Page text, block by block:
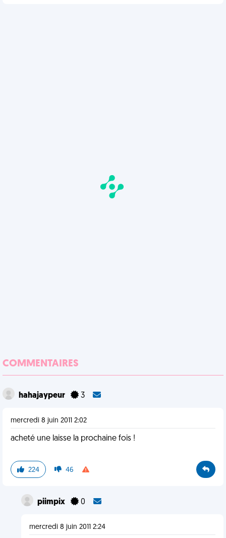
COMMENTAIRES
hahajaypeur 3
mercredi 8 juin 2011 2:02
acheté une laisse la prochaine fois !
224 46
piimpix 0
mercredi 8 juin 2011 2:24